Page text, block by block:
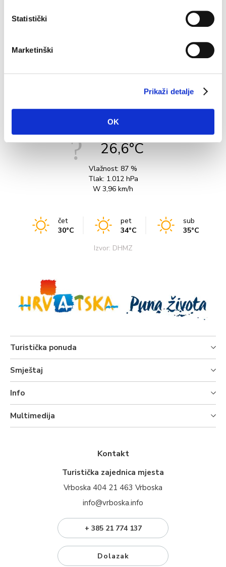
Statistički
Marketinški
Prikaži detalje
OK
26,6°C
Vlažnost: 87 %
Tlak: 1.012 hPa
W 3,96 km/h
čet
30°C
pet
34°C
sub
35°C
Izvor: DHMZ
Turistička ponuda
Smještaj
Info
Multimedija
Kontakt
Turistička zajednica mjesta
Vrboska 404 21 463 Vrboska
info@vrboska.info
+ 385 21 774 137
Dolazak